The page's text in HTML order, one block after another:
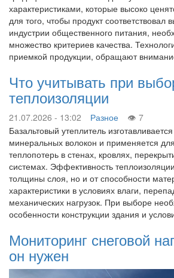
характеристиками, которые высоко
для того, чтобы продукт соответствовал
индустрии общественного питания,
множество критериев качества.
приемкой продукции, обращают
Что учитывать при
теплоизоляции
21.07.2026 - 13:02 Разное
7
Базальтовый утеплитель
минеральных волокон и применяется
теплопотерь в стенах, кровлях,
системах. Эффективность
толщины слоя, но и от способности
характеристики в условиях влаги,
механических нагрузок. При выборе
особенности конструкции здания и
Мониторинг снеговой
он нужен